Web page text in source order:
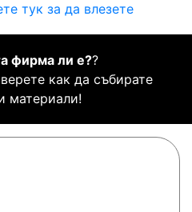
тук за да влезете
фирма ли е??
как да събирате
материали!